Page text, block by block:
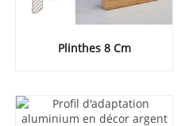
Plinthes 8 Cm